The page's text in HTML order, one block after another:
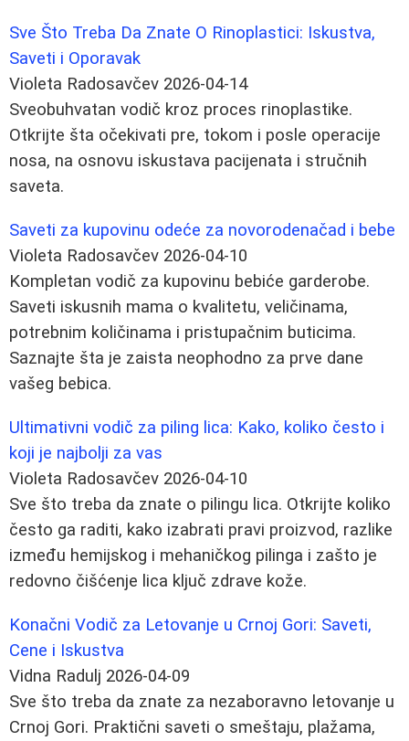
Sve Što Treba Da Znate O Rinoplastici: Iskustva,
Saveti i Oporavak
Violeta Radosavčev 2026-04-14
Sveobuhvatan vodič kroz proces rinoplastike.
Otkrijte šta očekivati pre, tokom i posle operacije
nosa, na osnovu iskustava pacijenata i stručnih
saveta.
Saveti za kupovinu odeće za novorodenačad i bebe
Violeta Radosavčev 2026-04-10
Kompletan vodič za kupovinu bebiće garderobe.
Saveti iskusnih mama o kvalitetu, veličinama,
potrebnim količinama i pristupačnim buticima.
Saznajte šta je zaista neophodno za prve dane
vašeg bebica.
Ultimativni vodič za piling lica: Kako, koliko često i
koji je najbolji za vas
Violeta Radosavčev 2026-04-10
Sve što treba da znate o pilingu lica. Otkrijte koliko
često ga raditi, kako izabrati pravi proizvod, razlike
između hemijskog i mehaničkog pilinga i zašto je
redovno čišćenje lica ključ zdrave kože.
Konačni Vodič za Letovanje u Crnoj Gori: Saveti,
Cene i Iskustva
Vidna Radulj 2026-04-09
Sve što treba da znate za nezaboravno letovanje u
Crnoj Gori. Praktični saveti o smeštaju, plažama,